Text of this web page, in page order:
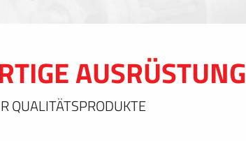
AUSRÜSTUNG
QUALITÄTSPRODUKTE